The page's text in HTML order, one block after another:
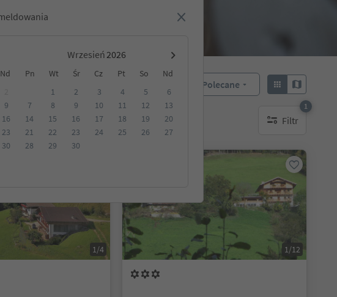
Wrzesień
Nd Pn Wt Śr Cz Pt So
Nd
9
16
23
30
1 2 3 4 5
6
7
8 9 10 11 12
13
14
15 16 17 18 19
20
21
22 23 24 25 26
27
28
29 30
Polecane
Ekologiczne zakwaterowanie Filtr
1
1 aktywny filtr
1/4 1/12